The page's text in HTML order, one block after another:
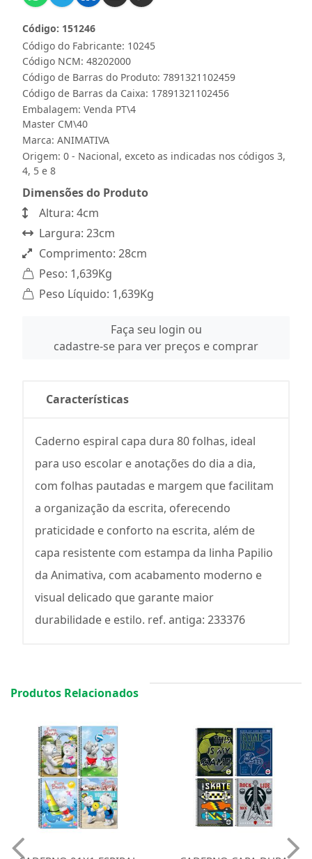
Código do Fabricante: 10245
Código: 151246
Código NCM: 48202000
Código de Barras do Produto: 7891321102459
Código de Barras da Caixa: 17891321102456
Embalagem: Venda PT\4
Master CM\40
Marca: ANIMATIVA
Origem: 0 - Nacional, exceto as indicadas nos códigos 3,
4, 5 e 8
Dimensões do Produto
Altura: 4cm
Largura: 23cm
Comprimento: 28cm
Peso: 1,639Kg
Peso Líquido: 1,639Kg
Faça seu login ou
cadastre-se para ver preços e comprar
Características
Caderno espiral capa dura 80 folhas, ideal
para uso escolar e anotações do dia a dia,
com folhas pautadas e margem que facilitam
a organização da escrita, oferecendo
praticidade e conforto na escrita, além de
capa resistente com estampa da linha Papilio
da Animativa, com acabamento moderno e
visual delicado que garante maior
durabilidade e estilo. ref. antiga: 233376
Produtos Relacionados